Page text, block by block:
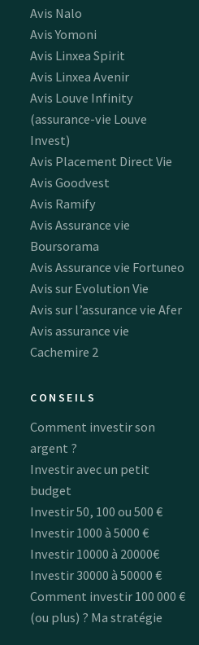
Avis Nalo
Avis Yomoni
Avis Linxea Spirit
Avis Linxea Avenir
Avis Louve Infinity
(assurance-vie Louve
Invest)
Avis Placement Direct Vie
Avis Goodvest
Avis Ramify
Avis Assurance vie
Boursorama
Avis Assurance vie Fortuneo
Avis sur Evolution Vie
Avis sur l’assurance vie Afer
Avis assurance vie
Cachemire 2
CONSEILS
Comment investir son
argent ?
Investir avec un petit
budget
Investir 50, 100 ou 500 €
Investir 1000 à 5000 €
Investir 10000 à 20000€
Investir 30000 à 50000 €
Comment investir 100 000 €
(ou plus) ? Ma stratégie